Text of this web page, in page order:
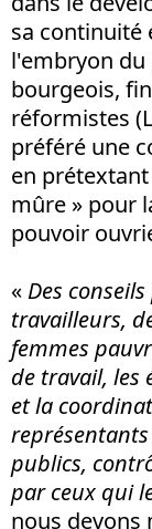
sa continuité
l'embryon du
bourgeois,
réformistes
préféré une
en
mûre » pour
pouvoir
« Des
travailleurs,
femmes
de travail, les
et la
publics,
par ceux qui
nous devons